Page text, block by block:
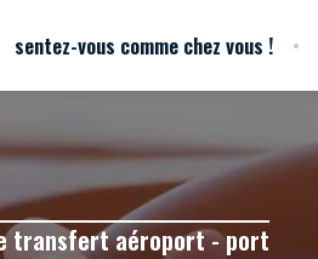
sentez-vous comme chez vous !
transfert aéroport - port